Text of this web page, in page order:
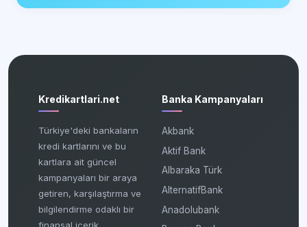
Kredikartlari.net
Türkiye'deki bankaların
kredi kartlarını ve bu
kartlara ait güncel
kampanyaları bir araya
getiren, karşılaştırma ve
bilgilendirme odaklı bir
Banka Kampanyaları
Akbank
Aktif Bank
Albaraka Türk
AlternatifBank
Anadolubank